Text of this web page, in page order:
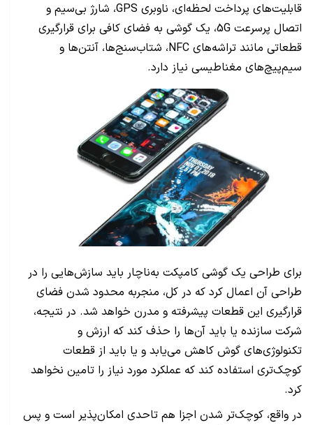
قابلیت‌های پرداخت لحظه‌ای، ناوبری GPS، شارژ بی‌سیم و
اتصال پرسرعت 5G، یک گوشی به فضای کافی برای قرارگیری
قطعاتی مانند تراشه‌های NFC، شتاب‌سنج‌ها، آنتن‌ها و
سیم‌پیچ‌های مغناطیسی نیاز دارد.
برای طراحی یک گوشی کامپکت به‌ناچار باید سازش‌هایی را در
طراحی آن اعمال کرد که در کل، منجربه محدود شدن فضای
قرارگیری این قطعات پیشرفته و مدرن خواهد شد. در نتیجه،
شرکت سازنده یا باید آن‌ها را حذف کند که ارزش و
تکنولوژی‌های گوش کاهش می‌یابد و یا باید از قطعات
کوچک‌تری استفاده کند که عملکرد مورد نیاز را تامین نخواهد
کرد.
در واقع، کوچک‌تر شدن اجزا هم تاحدی امکان‌پذیر است و پس